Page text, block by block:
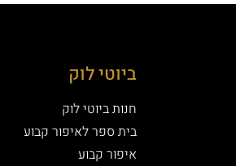
ביוטי לוק
חנות ביוטי לוק
בית ספר לאיפור קבוע
איפור קבוע